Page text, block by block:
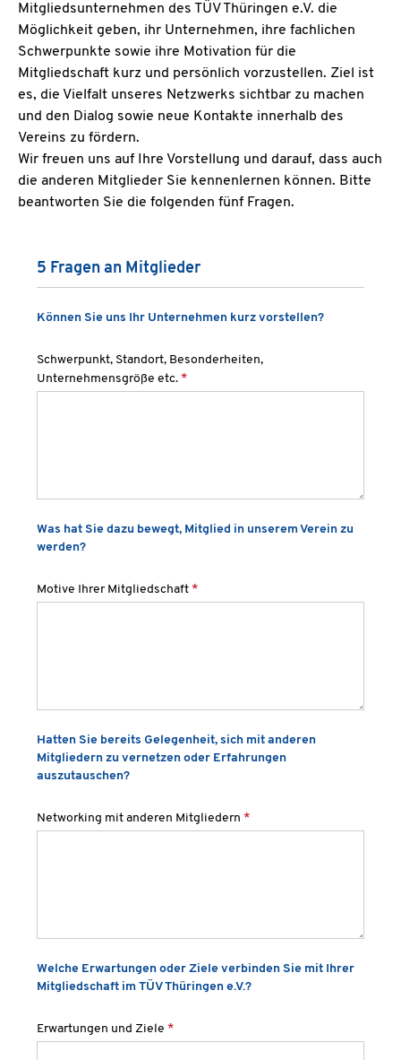
Mitgliedsunternehmen des TÜV Thüringen e.V. die
Möglichkeit geben, ihr Unternehmen, ihre fachlichen
Schwerpunkte sowie ihre Motivation für die
Mitgliedschaft kurz und persönlich vorzustellen. Ziel ist
es, die Vielfalt unseres Netzwerks sichtbar zu machen
und den Dialog sowie neue Kontakte innerhalb des
Vereins zu fördern.
Wir freuen uns auf Ihre Vorstellung und darauf, dass auch
die anderen Mitglieder Sie kennenlernen können. Bitte
beantworten Sie die folgenden fünf Fragen.
5 Fragen an Mitglieder
Können Sie uns Ihr Unternehmen kurz vorstellen?
Schwerpunkt, Standort, Besonderheiten,
Unternehmensgröße etc. *
Was hat Sie dazu bewegt, Mitglied in unserem Verein zu
werden?
Motive Ihrer Mitgliedschaft *
Hatten Sie bereits Gelegenheit, sich mit anderen
Mitgliedern zu vernetzen oder Erfahrungen
auszutauschen?
Networking mit anderen Mitgliedern *
Welche Erwartungen oder Ziele verbinden Sie mit Ihrer
Mitgliedschaft im TÜV Thüringen e.V.?
Erwartungen und Ziele *